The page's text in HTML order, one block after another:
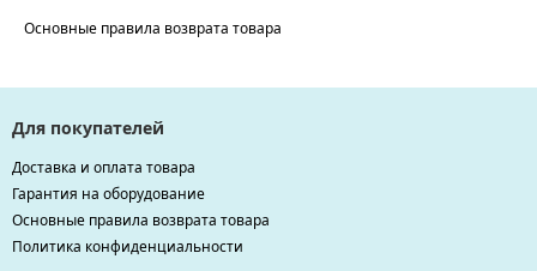
Основные правила возврата товара
Для покупателей
Доставка и оплата товара
Гарантия на оборудование
Основные правила возврата товара
Политика конфиденциальности